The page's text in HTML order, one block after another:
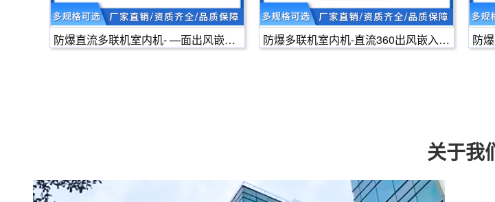
关于我
防爆直流多联机室内机- —面出风嵌入
机
防爆多联机室内机-直流360出风嵌入机
D
防